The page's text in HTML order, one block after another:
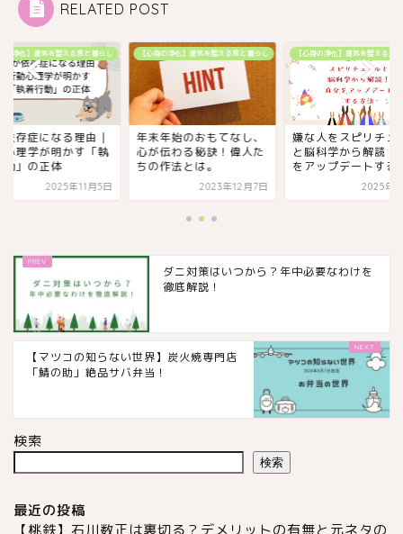
RELATED POST
える食と暮らし
る理由｜
かす「執
年11月5日
【心身の浄化】運気を整える食と暮らし
年末年始のおもてなし、
心が伝わる秘訣！偉人た
ちの作法とは。
2023年12月7日
【心身の浄化】運気を整える食と暮らし
嫌な人をスピリチュアル
と脳科学から解読！自分
をアップデートする方法
2025年9月1日
ダニ対策はいつから？年中必要なわけを
徹底解説！
【マツコの知らない世界】炭火焼専門店
「鯖の助」絶品サバ弁当！
検索
検索
最近の投稿